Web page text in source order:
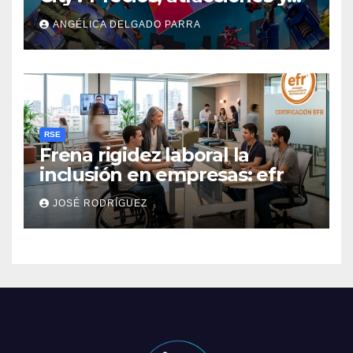
actividades de Summer Fest
ANGÉLICA DELGADO PARRA
RSE
Frena rigidez laboral la
inclusión en empresas: efr
JOSÉ RODRÍGUEZ